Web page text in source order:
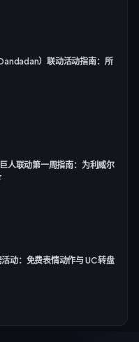
）联动活动指南：所
人联动第一周指南：为利威尔
动：免费表情动作与 UC 转盘